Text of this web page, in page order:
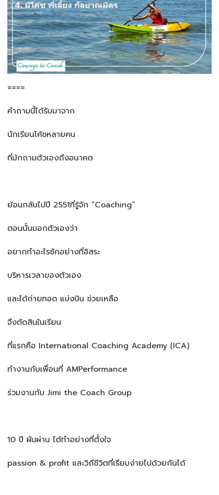
====
คำถามนี้ได้รับมาจาก
นักเรียนโค้ชหลายคน
ที่มักถามตัวเองถึงอนาคต
ย้อนกลับไปปี 2551ที่รู้จัก “Coaching”
ตอนนั้นบอกตัวเองว่า
อยากทำอะไรซักอย่างที่อิสระ
บริหารเวลาของตัวเอง
และได้ถ่ายทอด แบ่งปัน ช่วยเหลือ
จึงตัดสินในเรียน
ที่แรกคือ International Coaching Academy (ICA)
ทำงานกับเพื่อนที่ AMPerformance
ร่วมงานกับ Jimi the Coach Group
10 ปี ผันผ่าน ได้ทำอย่างที่ตั้งใจ
passion & profit และวิถีชีวิตที่เรียบง่ายไปด้วยกันได้